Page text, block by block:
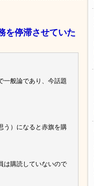
を停滞させていた
一般論であり、今話題
う）になると赤旗を購
は購読していないので